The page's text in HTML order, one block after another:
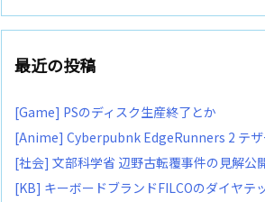
最近の投稿
[Game] PSのディスク生産終了とか
[Anime] Cyberpubnk EdgeRunners 2 テザ
[社会] 文部科学省 辺野古転覆事件の見解公
[KB] キーボードブランドFILCOのダイヤテ